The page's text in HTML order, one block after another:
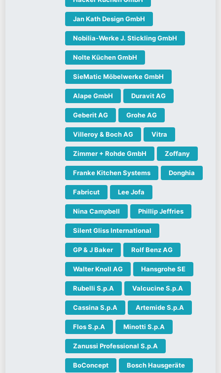
Jan Kath Design GmbH
Nobilia-Werke J. Stickling GmbH
Nolte Küchen GmbH
SieMatic Möbelwerke GmbH
Alape GmbH Duravit AG
Geberit AG Grohe AG
Villeroy & Boch AG Vitra
Zimmer + Rohde GmbH Zoffany
Franke Kitchen Systems Donghia
Fabricut Lee Jofa
Nina Campbell Phillip Jeffries
Silent Gliss International
GP & J Baker Rolf Benz AG
Walter Knoll AG Hansgrohe SE
Rubelli S.p.A Valcucine S.p.A
Cassina S.p.A Artemide S.p.A
Flos S.p.A Minotti S.p.A
Zanussi Professional S.p.A
BoConcept Bosch Hausgeräte